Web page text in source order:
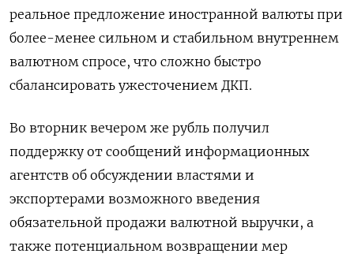
реальное предложение иностранной валюты при
более-менее сильном и стабильном внутреннем
валютном спросе, что сложно быстро
сбалансировать ужесточением ДКП.
Во вторник вечером же рубль получил
поддержку от сообщений информационных
агентств об обсуждении властями и
экспортерами возможного введения
обязательной продажи валютной выручки, а
также потенциальном возвращении мер